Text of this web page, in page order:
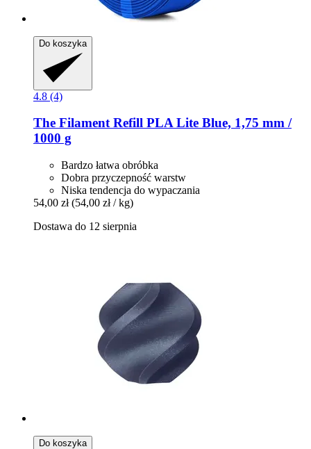
Do koszyka
4.8 (4)
The FilamentRefill PLA Lite Blue, 1,75 mm /
1000 g
Bardzo łatwa obróbka
Dobra przyczepność warstw
Niska tendencja do wypaczania
54,00 zł (54,00 zł / kg)
Dostawa do 12 sierpnia
Do koszyka